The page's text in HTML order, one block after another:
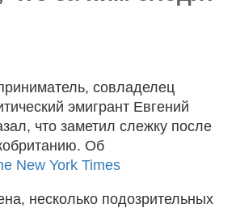
совладелец
эмигрант Евгений
что заметил слежку после
Об
New York Times
несколько подозрительных